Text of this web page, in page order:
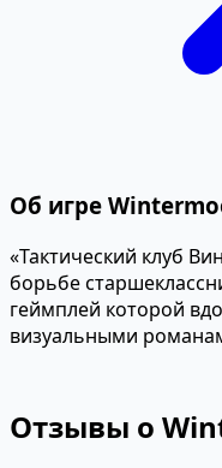
Об игре
«Тактический клуб
борьбе
геймплей которой
визуальными
Отзывы о